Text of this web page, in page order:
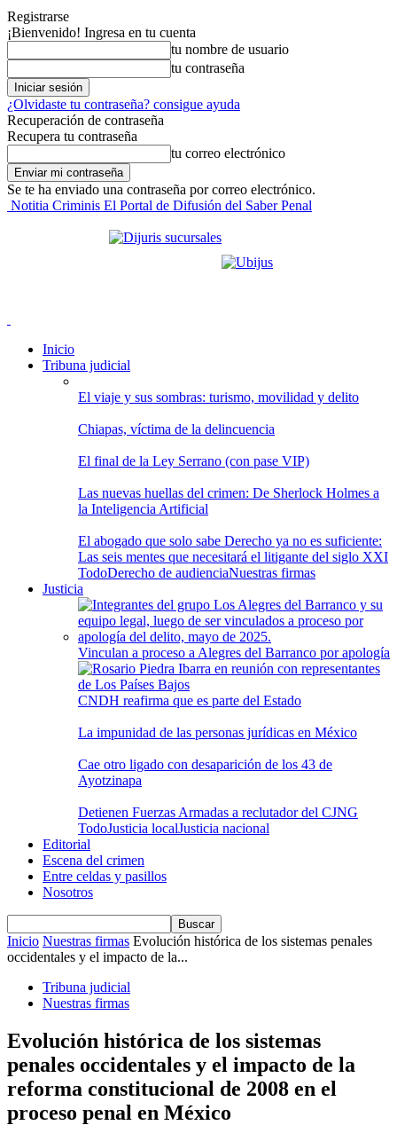
Registrarse
¡Bienvenido! Ingresa en tu cuenta
tu nombre de usuario
tu contraseña
¿Olvidaste tu contraseña? consigue ayuda
Recuperación de contraseña
Recupera tu contraseña
tu correo electrónico
Se te ha enviado una contraseña por correo electrónico.
Notitia Criminis El Portal de Difusión del Saber Penal
Inicio
Tribuna judicial
El viaje y sus sombras: turismo, movilidad y delito
Chiapas, víctima de la delincuencia
El final de la Ley Serrano (con pase VIP)
Las nuevas huellas del crimen: De Sherlock Holmes a
la Inteligencia Artificial
El abogado que solo sabe Derecho ya no es suficiente:
Las seis mentes que necesitará el litigante del siglo XXI
TodoDerecho de audienciaNuestras firmas
Justicia
Vinculan a proceso a Alegres del Barranco por apología
CNDH reafirma que es parte del Estado
La impunidad de las personas jurídicas en México
Cae otro ligado con desaparición de los 43 de
Ayotzinapa
Detienen Fuerzas Armadas a reclutador del CJNG
TodoJusticia localJusticia nacional
Editorial
Escena del crimen
Entre celdas y pasillos
Nosotros
Inicio Nuestras firmas Evolución histórica de los sistemas penales
occidentales y el impacto de la...
Tribuna judicial
Nuestras firmas
Evolución histórica de los sistemas
penales occidentales y el impacto de la
reforma constitucional de 2008 en el
proceso penal en México